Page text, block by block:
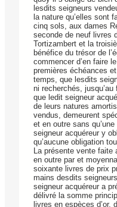
lesdits seigneurs
la nature qu’elles sont
cinq sols, aux dames
seconde de neuf livres
Tortizambert et la
bénéfice du trésor de
commencer d’en faire
premières échéances
temps, que lesdits
ni recherchés,
que ledit seigneur
de leurs natures
vendus, demeurent
et en outre sans
seigneur acquéreur y
qu’aucune obligation
La présente vente
en outre par et
soixante livres de prix
mains desdits
seigneur acquéreur a
délivré la somme
livres en espèces d’or,